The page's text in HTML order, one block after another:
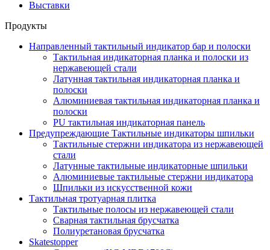
Выставки
Продукты
Направленный тактильный индикатор бар и полоски
Тактильная индикаторная планка и полоски из
нержавеющей стали
Латунная тактильная индикаторная планка и
полоски
Алюминиевая тактильная индикаторная планка и
полоски
PU тактильная индикаторная панель
Предупреждающие Тактильные индикаторы шпильки
Тактильные стержни индикатора из нержавеющей
стали
Латунные тактильные индикаторные шпильки
Алюминиевые тактильные стержни индикатора
Шпильки из искусственной кожи
Тактильная тротуарная плитка
Тактильные полосы из нержавеющей стали
Сварная тактильная брусчатка
Полиуретановая брусчатка
Skatestopper